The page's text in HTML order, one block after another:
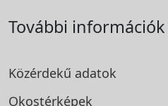
További információk
Közérdekű adatok
Okostérképek